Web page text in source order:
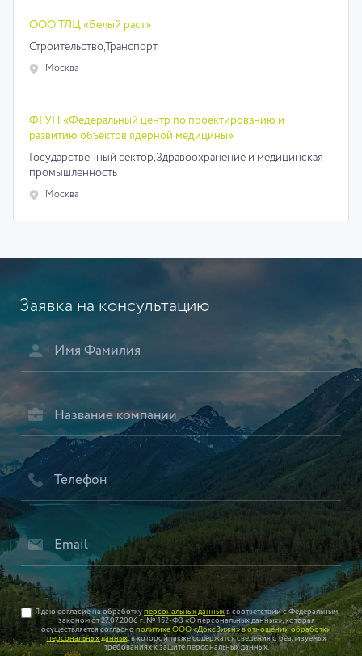
ООО ТЛЦ «Белый раст»
Строительство,Транспорт
Москва
ФГУП «Федеральный центр по проектированию и
развитию объектов ядерной медицины»
Государственный сектор,Здравоохранение и медицинская
промышленность
Москва
Заявка на консультацию
Я даю согласие на обработку персональных данных в соответствии с Федеральным
законом от 27.07.2006 г. № 152-ФЗ «О персональных данных», которая
осуществляется согласнополитике ООО «ДоксВижн» в отношении обработки
персональных данных, в которой также содержатся сведения о реализуемых
требованиях к защите персональных данных.